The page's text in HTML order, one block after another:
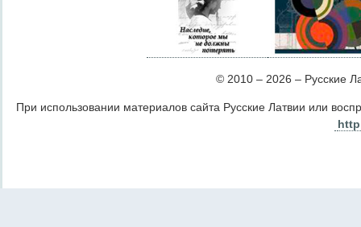
© 2010 – 2026 – Русские
При использовании материалов сайта Русские Латвии или